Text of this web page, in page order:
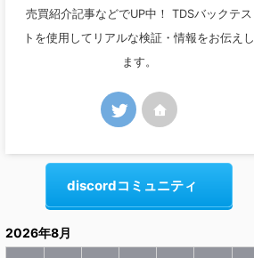
売買紹介記事などでUP中！ TDSバックテス
トを使用してリアルな検証・情報をお伝えし
ます。
discordコミュニティ
2026年8月